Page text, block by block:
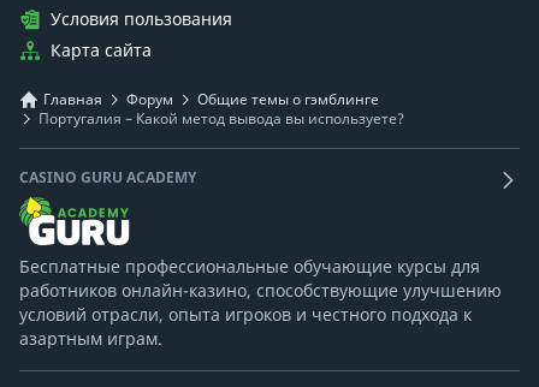
Условия пользования
Карта сайта
Главная Форум
Общие темы о гэмблинге
Португалия – Какой метод вывода вы используете?
CASINO GURU ACADEMY
Бесплатные профессиональные обучающие курсы для
работников онлайн-казино, способствующие улучшению
условий отрасли, опыта игроков и честного подхода к
азартным играм.